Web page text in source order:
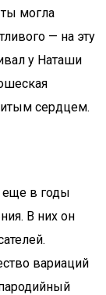
ты могла
— на эту
у Наташи
сердцем.
еще в годы
В них он
вариаций